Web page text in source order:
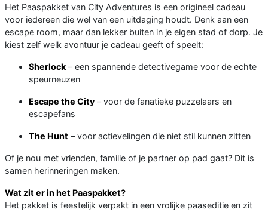
Het Paaspakket van City Adventures is een origineel cadeau
voor iedereen die wel van een uitdaging houdt. Denk aan een
escape room, maar dan lekker buiten in je eigen stad of dorp. Je
kiest zelf welk avontuur je cadeau geeft of speelt:
Sherlock – een spannende detectivegame voor de echte
speurneuzen
Escape the City – voor de fanatieke puzzelaars en
escapefans
The Hunt – voor actievelingen die niet stil kunnen zitten
Of je nou met vrienden, familie of je partner op pad gaat? Dit is
samen herinneringen maken.
Wat zit er in het Paaspakket?
Het pakket is feestelijk verpakt in een vrolijke paaseditie en zit